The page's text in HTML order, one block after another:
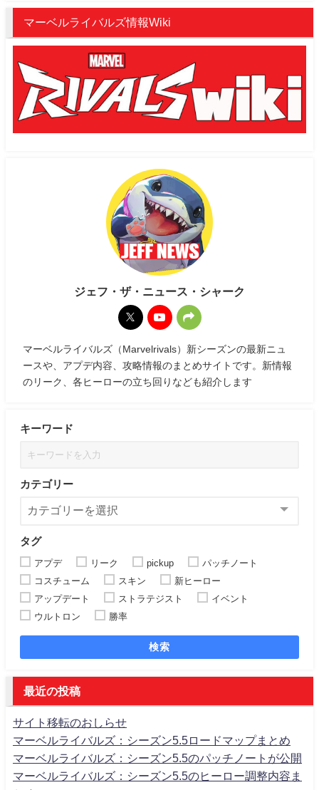
マーベルライバルズ情報Wiki
ジェフ・ザ・ニュース・シャーク
マーベルライバルズ（Marvelrivals）新シーズンの最新ニュ
ースや、アプデ内容、攻略情報のまとめサイトです。新情報
のリーク、各ヒーローの立ち回りなども紹介します
キーワード
カテゴリー
タグ
アプデ リーク pickup
パッチノート
コスチューム
スキン
新ヒーロー
アップデート
ストラテジスト
イベント
ウルトロン
勝率
検索
最近の投稿
サイト移転のおしらせ
マーベルライバルズ：シーズン5.5ロードマップまとめ
マーベルライバルズ：シーズン5.5のパッチノートが公開
マーベルライバルズ：シーズン5.5のヒーロー調整内容ま